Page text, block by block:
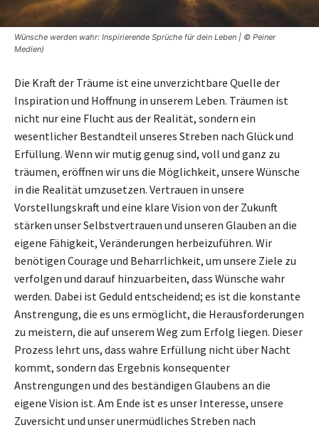
Wünsche werden wahr: Inspirierende Sprüche für dein Leben | © Peiner
Medien)
Die Kraft der Träume ist eine unverzichtbare Quelle der
Inspiration und Hoffnung in unserem Leben. Träumen ist
nicht nur eine Flucht aus der Realität, sondern ein
wesentlicher Bestandteil unseres Streben nach Glück und
Erfüllung. Wenn wir mutig genug sind, voll und ganz zu
träumen, eröffnen wir uns die Möglichkeit, unsere Wünsche
in die Realität umzusetzen. Vertrauen in unsere
Vorstellungskraft und eine klare Vision von der Zukunft
stärken unser Selbstvertrauen und unseren Glauben an die
eigene Fähigkeit, Veränderungen herbeizuführen. Wir
benötigen Courage und Beharrlichkeit, um unsere Ziele zu
verfolgen und darauf hinzuarbeiten, dass Wünsche wahr
werden. Dabei ist Geduld entscheidend; es ist die konstante
Anstrengung, die es uns ermöglicht, die Herausforderungen
zu meistern, die auf unserem Weg zum Erfolg liegen. Dieser
Prozess lehrt uns, dass wahre Erfüllung nicht über Nacht
kommt, sondern das Ergebnis konsequenter
Anstrengungen und des beständigen Glaubens an die
eigene Vision ist. Am Ende ist es unser Interesse, unsere
Zuversicht und unser unermüdliches Streben nach